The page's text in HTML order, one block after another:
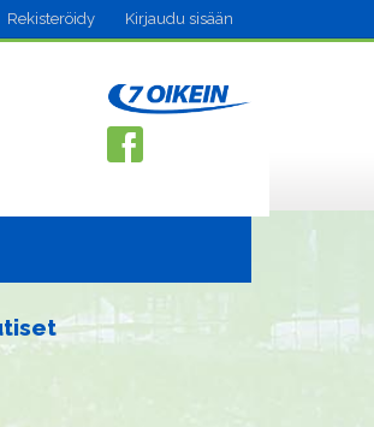
Rekisteröidy Kirjaudu sisään